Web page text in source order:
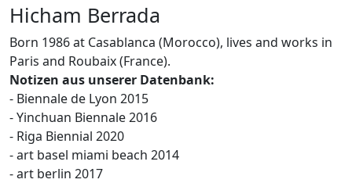
Hicham Berrada
Born 1986 at Casablanca (Morocco), lives and works in
Paris and Roubaix (France).
Notizen aus unserer Datenbank:
- Biennale de Lyon 2015
- Yinchuan Biennale 2016
- Riga Biennial 2020
- art basel miami beach 2014
- art berlin 2017